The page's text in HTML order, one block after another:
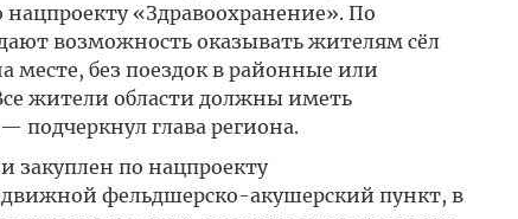
«Здравоохранение». По
возможность оказывать жителям сёл
без поездок в районные или
жители области должны иметь
подчеркнул глава региона.
по нацпроекту
фельдшерско-акушерский пункт, в